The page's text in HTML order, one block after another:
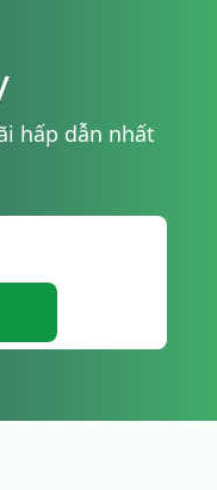
hấp dẫn nhất